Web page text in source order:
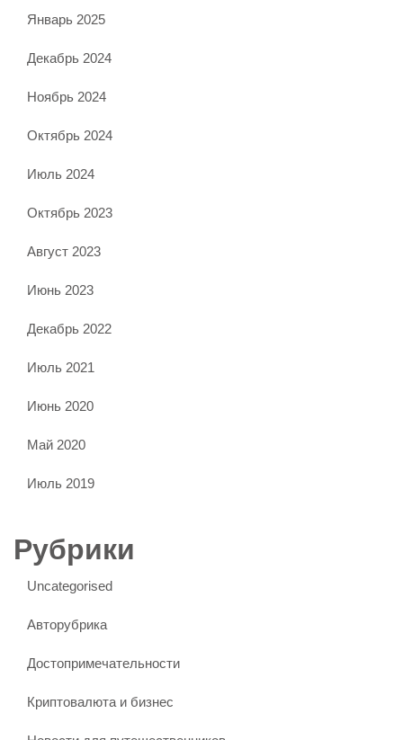
Январь 2025
Декабрь 2024
Ноябрь 2024
Октябрь 2024
Июль 2024
Октябрь 2023
Август 2023
Июнь 2023
Декабрь 2022
Июль 2021
Июнь 2020
Май 2020
Июль 2019
Рубрики
Uncategorised
Авторубрика
Достопримечательности
Криптовалюта и бизнес